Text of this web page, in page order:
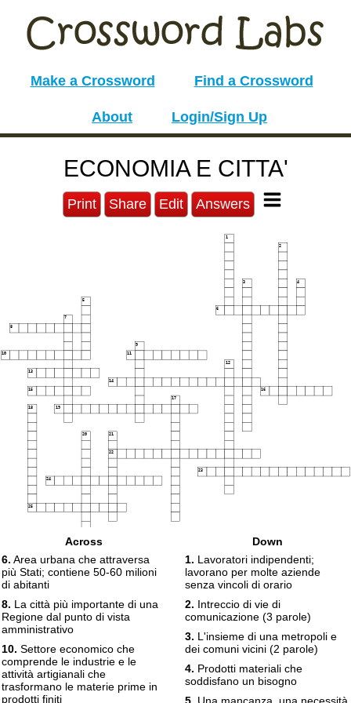
Make a Crossword Find a Crossword
About Login/Sign Up
ECONOMIA E CITTA'
Print Share Edit Answers
1
2
3 4
5
6
7
8
9
10 11
12
13
14
15 16
17
18 19
20 21
22
23
24
25
Across
6. Area urbana che attraversa
più Stati; contiene 50-60 milioni
di abitanti
8. La città più importante di una
Regione dal punto di vista
amministrativo
10. Settore economico che
comprende le industrie e le
attività artigianali che
trasformano le materie prime in
prodotti finiti
Down
1. Lavoratori indipendenti;
lavorano per molte aziende
senza vincoli di orario
2. Intreccio di vie di
comunicazione (3 parole)
3. L'insieme di una metropoli e
dei comuni vicini (2 parole)
4. Prodotti materiali che
soddisfano un bisogno